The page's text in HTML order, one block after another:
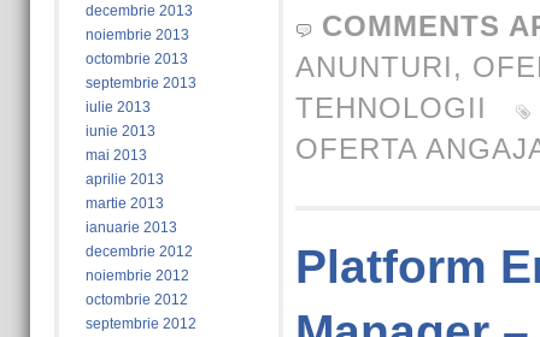
decembrie 2013
noiembrie 2013
octombrie 2013
septembrie 2013
iulie 2013
iunie 2013
mai 2013
aprilie 2013
martie 2013
ianuarie 2013
decembrie 2012
noiembrie 2012
octombrie 2012
septembrie 2012
COMMENTS
ANUNTURI,
TEHNOLOGII
OFERTA
Platform